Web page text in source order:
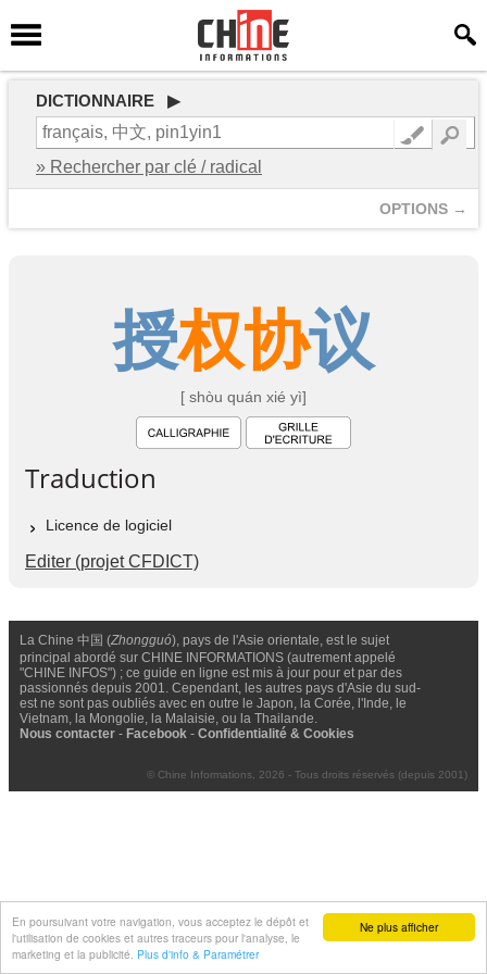
Ne plus afficher
En poursuivant votre navigation, vous acceptez le dépôt et
l'utilisation de cookies et autres traceurs pour l'analyse, le
marketing et la publicité. Plus d'info & Paramétrer
DICTIONNAIRE ▶
» Rechercher par clé / radical
OPTIONS →
授权协议
[ shòu quán xié yì]
Traduction
Licence de logiciel
Editer (projet CFDICT)
La Chine 中国 (Zhongguó), pays de l'Asie orientale, est le sujet
principal abordé sur CHINE INFORMATIONS (autrement appelé
"CHINE INFOS") ; ce guide en ligne est mis à jour pour et par des
passionnés depuis 2001. Cependant, les autres pays d'Asie du sud-
est ne sont pas oubliés avec en outre le Japon, la Corée, l'Inde, le
Vietnam, la Mongolie, la Malaisie, ou la Thailande.
Nous contacter - Facebook - Confidentialité & Cookies
© Chine Informations, 2026 - Tous droits réservés (depuis 2001)